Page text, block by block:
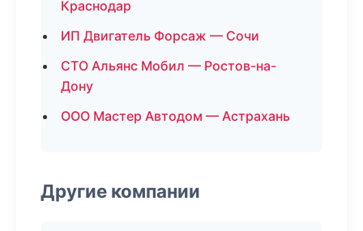
Краснодар
ИП Двигатель Форсаж — Сочи
СТО Альянс Мобил — Ростов-на-
Дону
ООО Мастер Автодом — Астрахань
Другие компании